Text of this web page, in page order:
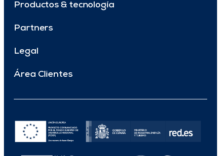
Productos & tecnología
Partners
Legal
Área Clientes